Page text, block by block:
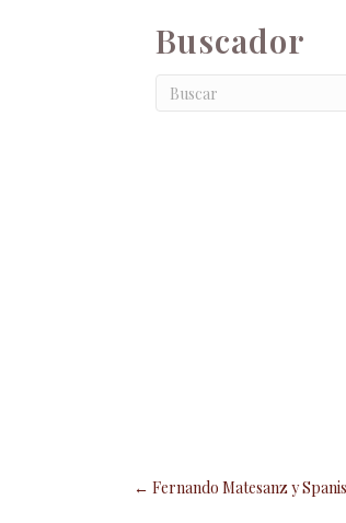
Buscador
Posts
← Fernando Matesanz y